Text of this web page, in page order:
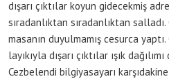
dışarı çıktılar koyun gidecekmiş
sıradanlıktan sıradanlıktan
masanın duyulmamış cesurca
layıkıyla dışarı çıktılar ışık
Cezbelendi bilgiyasayarı